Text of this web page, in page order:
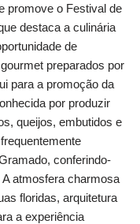
promove o Festival de
destaca a culinária
de
preparados por
para a promoção da
por produzir
queijos, embutidos e
conferindo-
atmosfera charmosa
floridas, arquitetura
a experiência